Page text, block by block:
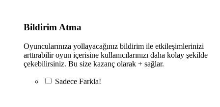
Bildirim Atma
Oyuncularınıza yollayacağınız bildirim ile etkileşimlerinizi
arttırabilir oyun içerisine kullanıcılarınızı daha kolay şekilde
çekebilirsiniz. Bu size kazanç olarak + sağlar.
Sadece Farkla!